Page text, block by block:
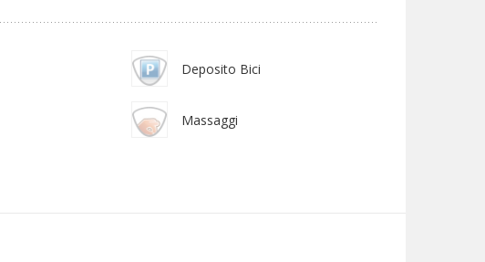
Deposito Bici
Massaggi